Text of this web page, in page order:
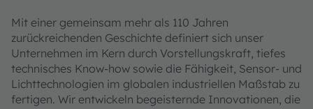
Mit einer gemeinsam mehr als 110 Jahren
zurückreichenden Geschichte definiert sich unser
Unternehmen im Kern durch Vorstellungskraft, tiefes
technisches Know-how sowie die Fähigkeit, Sensor- und
Lichttechnologien im globalen industriellen Maßstab zu
fertigen. Wir entwickeln begeisternde Innovationen, die